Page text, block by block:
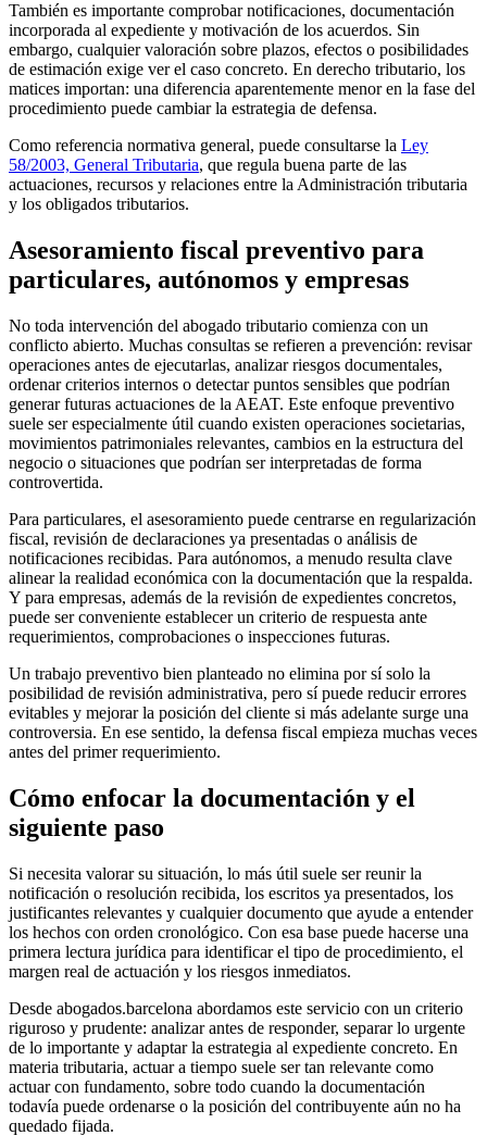
También es importante comprobar notificaciones, documentación
incorporada al expediente y motivación de los acuerdos. Sin
embargo, cualquier valoración sobre plazos, efectos o posibilidades
de estimación exige ver el caso concreto. En derecho tributario, los
matices importan: una diferencia aparentemente menor en la fase del
procedimiento puede cambiar la estrategia de defensa.
Como referencia normativa general, puede consultarse la Ley
58/2003, General Tributaria, que regula buena parte de las
actuaciones, recursos y relaciones entre la Administración tributaria
y los obligados tributarios.
Asesoramiento fiscal preventivo para
particulares, autónomos y empresas
No toda intervención del abogado tributario comienza con un
conflicto abierto. Muchas consultas se refieren a prevención: revisar
operaciones antes de ejecutarlas, analizar riesgos documentales,
ordenar criterios internos o detectar puntos sensibles que podrían
generar futuras actuaciones de la AEAT. Este enfoque preventivo
suele ser especialmente útil cuando existen operaciones societarias,
movimientos patrimoniales relevantes, cambios en la estructura del
negocio o situaciones que podrían ser interpretadas de forma
controvertida.
Para particulares, el asesoramiento puede centrarse en regularización
fiscal, revisión de declaraciones ya presentadas o análisis de
notificaciones recibidas. Para autónomos, a menudo resulta clave
alinear la realidad económica con la documentación que la respalda.
Y para empresas, además de la revisión de expedientes concretos,
puede ser conveniente establecer un criterio de respuesta ante
requerimientos, comprobaciones o inspecciones futuras.
Un trabajo preventivo bien planteado no elimina por sí solo la
posibilidad de revisión administrativa, pero sí puede reducir errores
evitables y mejorar la posición del cliente si más adelante surge una
controversia. En ese sentido, la defensa fiscal empieza muchas veces
antes del primer requerimiento.
Cómo enfocar la documentación y el
siguiente paso
Si necesita valorar su situación, lo más útil suele ser reunir la
notificación o resolución recibida, los escritos ya presentados, los
justificantes relevantes y cualquier documento que ayude a entender
los hechos con orden cronológico. Con esa base puede hacerse una
primera lectura jurídica para identificar el tipo de procedimiento, el
margen real de actuación y los riesgos inmediatos.
Desde abogados.barcelona abordamos este servicio con un criterio
riguroso y prudente: analizar antes de responder, separar lo urgente
de lo importante y adaptar la estrategia al expediente concreto. En
materia tributaria, actuar a tiempo suele ser tan relevante como
actuar con fundamento, sobre todo cuando la documentación
todavía puede ordenarse o la posición del contribuyente aún no ha
quedado fijada.